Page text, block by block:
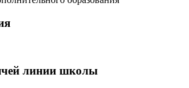
линии школы